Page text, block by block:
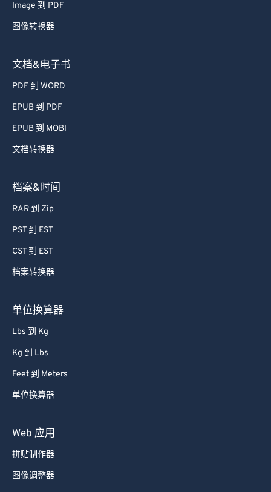
Image 到 PDF
图像转换器
文档&电子书
PDF 到 WORD
EPUB 到 PDF
EPUB 到 MOBI
文档转换器
档案&时间
RAR 到 Zip
PST 到 EST
CST 到 EST
档案转换器
单位换算器
Lbs 到 Kg
Kg 到 Lbs
Feet 到 Meters
单位换算器
Web 应用
拼贴制作器
图像调整器